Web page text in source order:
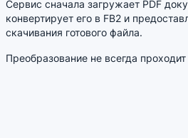
Сервис сначала загружает PDF
конвертирует его в FB2 и
скачивания готового файла.
Преобразование не всегда
может не всегда выглядеть так как